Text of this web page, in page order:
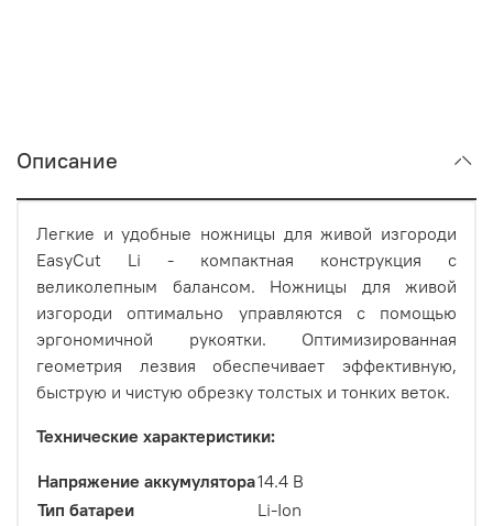
Описание
Легкие и удобные ножницы для живой изгороди
EasyCut Li - компактная конструкция с
великолепным балансом. Ножницы для живой
изгороди оптимально управляются с помощью
эргономичной рукоятки. Оптимизированная
геометрия лезвия обеспечивает эффективную,
быструю и чистую обрезку толстых и тонких веток.
Технические характеристики:
Напряжение аккумулятора14.4 В
Тип батареи
Li-Ion